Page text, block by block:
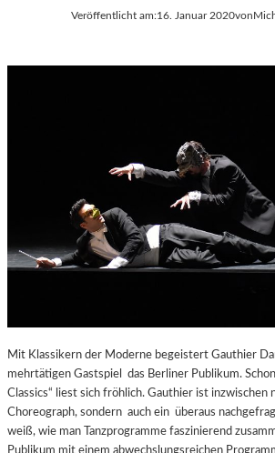
Veröffentlicht am:16. Januar 2020von
Mit Klassikern der Moderne begeistert Gauthier
mehrtätigen Gastspiel das Berliner Publikum.
Classics“ liest sich fröhlich. Gauthier ist inzwischen
Choreograph, sondern auch ein überaus
weiß, wie man Tanzprogramme faszinierend
Publikum mit einem abwechslungsreichen